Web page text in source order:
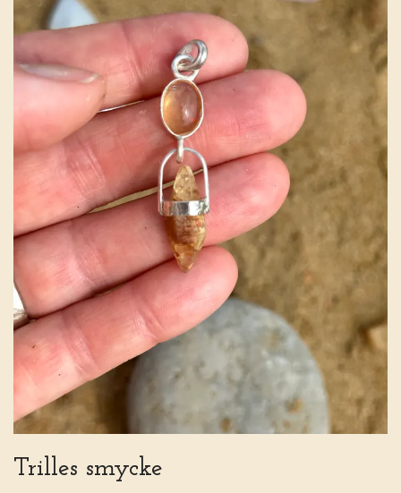
Trilles smycke